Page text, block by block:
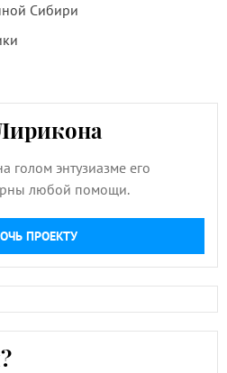
Сибири
голом энтузиазме его
любой помощи.
ПРОЕКТУ